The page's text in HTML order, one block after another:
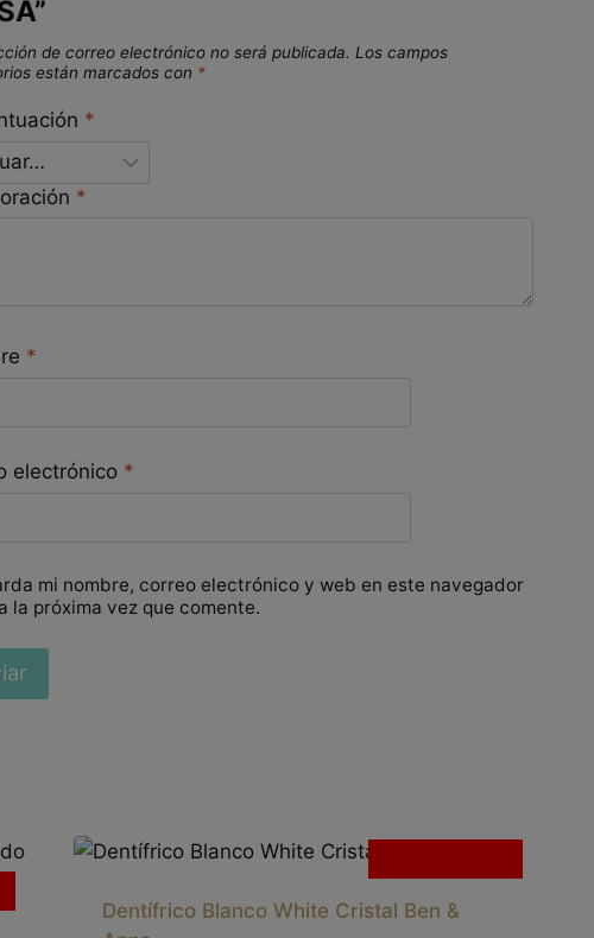
de correo electrónico no será publicada. Los campos
están marcados con *
*
*
*
electrónico *
mi nombre, correo electrónico y web en este navegador
la próxima vez que comente.
Dentífrico Blanco White Cristal Ben &